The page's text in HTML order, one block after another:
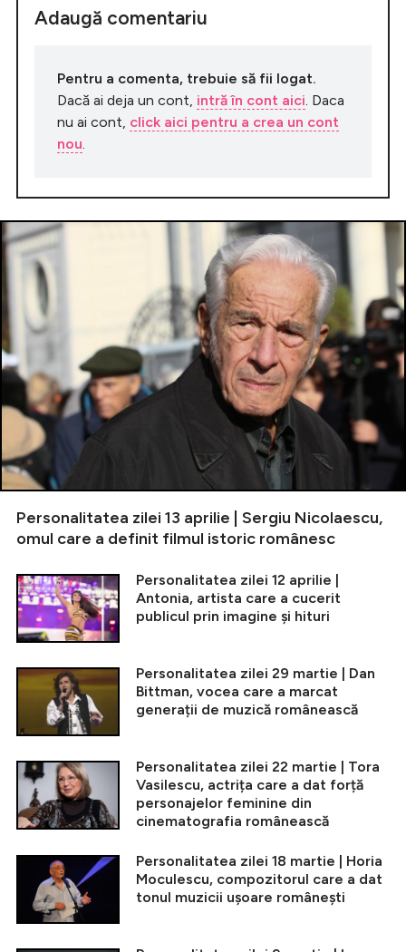
Adaugă comentariu
Pentru a comenta, trebuie să fii logat.
Dacă ai deja un cont, intră în cont aici. Daca
nu ai cont, click aici pentru a crea un cont
nou.
Personalitatea zilei 13 aprilie | Sergiu Nicolaescu,
omul care a definit filmul istoric românesc
Personalitatea zilei 12 aprilie |
Antonia, artista care a cucerit
publicul prin imagine și hituri
Personalitatea zilei 29 martie | Dan
Bittman, vocea care a marcat
generații de muzică românească
Personalitatea zilei 22 martie | Tora
Vasilescu, actrița care a dat forță
personajelor feminine din
cinematografia românească
Personalitatea zilei 18 martie | Horia
Moculescu, compozitorul care a dat
tonul muzicii ușoare românești